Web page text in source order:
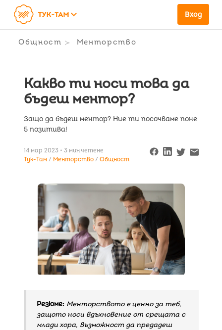
keyboard_arrow_down Вход
Общност Менторство
Какво ти носи това да
бъдеш ментор?
Защо да бъдеш ментор? Ние ти посочваме поне
5 позитива!
14 мар 2023 • 3 мин четене
Тук-Там
Менторство Общност
Резюме: Менторството е ценно за теб,
защото носи вдъхновение от срещата с
млади хора, възможност да предадеш